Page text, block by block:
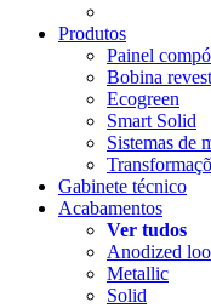
Produtos
Painel
Bobina
Ecogreen
Smart Solid
Sistemas de
Gabinete técnico
Acabamentos
Ver tudos
Anodized
Metallic
Solid